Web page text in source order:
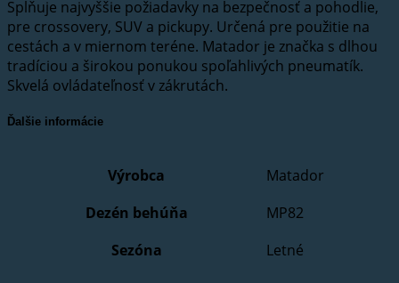
Splňuje najvyššie požiadavky na bezpečnosť a pohodlie,
pre crossovery, SUV a pickupy. Určená pre použitie na
cestách a v miernom teréne. Matador je značka s dlhou
tradíciou a širokou ponukou spoľahlivých pneumatík.
Skvelá ovládateľnosť v zákrutách.
Ďalšie informácie
Výrobca
Matador
Dezén behúňa
MP82
Sezóna
Letné